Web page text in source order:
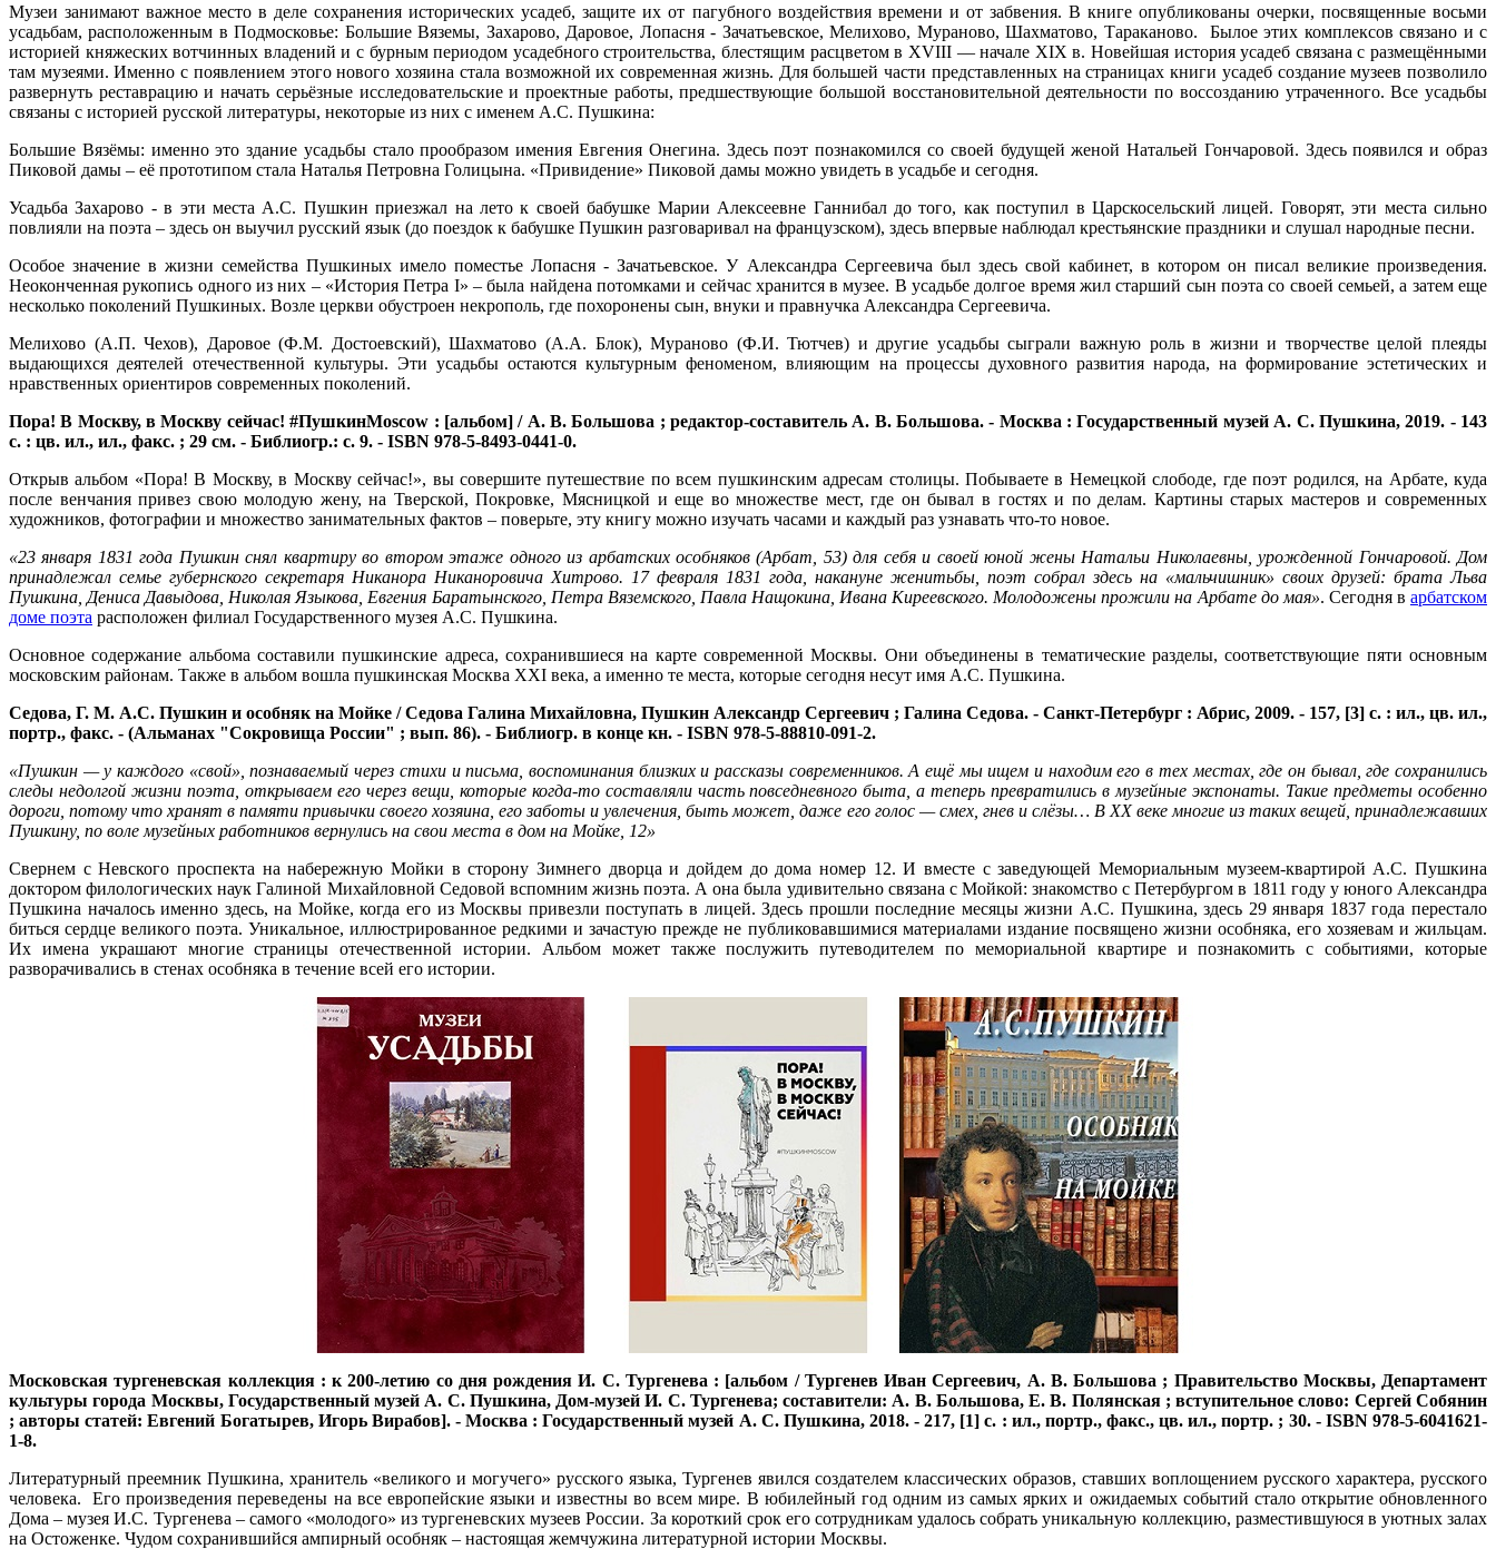
Музеи занимают важное место в деле сохранения исторических усадеб, защите их от пагубного воздействия времени и от забвения. В книге опубликованы очерки, посвященные восьми
усадьбам, расположенным в Подмосковье: Большие Вяземы, Захарово, Даровое, Лопасня - Зачатьевское, Мелихово, Мураново, Шахматово, Тараканово. Былое этих комплексов связано и с
историей княжеских вотчинных владений и с бурным периодом усадебного строительства, блестящим расцветом в XVIII — начале XIX в. Новейшая история усадеб связана с размещёнными
там музеями. Именно с появлением этого нового хозяина стала возможной их современная жизнь. Для большей части представленных на страницах книги усадеб создание музеев позволило
развернуть реставрацию и начать серьёзные исследовательские и проектные работы, предшествующие большой восстановительной деятельности по воссозданию утраченного. Все усадьбы
связаны с историей русской литературы, некоторые из них с именем А.С. Пушкина:
Большие Вязёмы: именно это здание усадьбы стало прообразом имения Евгения Онегина. Здесь поэт познакомился со своей будущей женой Натальей Гончаровой. Здесь появился и образ
Пиковой дамы – её прототипом стала Наталья Петровна Голицына. «Привидение» Пиковой дамы можно увидеть в усадьбе и сегодня.
Усадьба Захарово - в эти места А.С. Пушкин приезжал на лето к своей бабушке Марии Алексеевне Ганнибал до того, как поступил в Царскоcельский лицей. Говорят, эти места сильно
повлияли на поэта – здесь он выучил русский язык (до поездок к бабушке Пушкин разговаривал на французском), здесь впервые наблюдал крестьянские праздники и слушал народные песни.
Особое значение в жизни семейства Пушкиных имело поместье Лопасня - Зачатьевское. У Александра Сергеевича был здесь свой кабинет, в котором он писал великие произведения.
Неоконченная рукопись одного из них – «История Петра I» – была найдена потомками и сейчас хранится в музее. В усадьбе долгое время жил старший сын поэта со своей семьей, а затем еще
несколько поколений Пушкиных. Возле церкви обустроен некрополь, где похоронены сын, внуки и правнучка Александра Сергеевича.
Мелихово (А.П. Чехов), Даровое (Ф.М. Достоевский), Шахматово (А.А. Блок), Мураново (Ф.И. Тютчев) и другие усадьбы сыграли важную роль в жизни и творчестве целой плеяды
выдающихся деятелей отечественной культуры. Эти усадьбы остаются культурным феноменом, влияющим на процессы духовного развития народа, на формирование эстетических и
нравственных ориентиров современных поколений.
Пора! В Москву, в Москву сейчас! #ПушкинMoscow : [альбом] / А. В. Большова ; редактор-составитель А. В. Большова. - Москва : Государственный музей А. С. Пушкина, 2019. - 143
с. : цв. ил., ил., факс. ; 29 см. - Библиогр.: с. 9. - ISBN 978-5-8493-0441-0.
Открыв альбом «Пора! В Москву, в Москву сейчас!», вы совершите путешествие по всем пушкинским адресам столицы. Побываете в Немецкой слободе, где поэт родился, на Арбате, куда
после венчания привез свою молодую жену, на Тверской, Покровке, Мясницкой и еще во множестве мест, где он бывал в гостях и по делам. Картины старых мастеров и современных
художников, фотографии и множество занимательных фактов – поверьте, эту книгу можно изучать часами и каждый раз узнавать что-то новое.
«23 января 1831 года Пушкин снял квартиру во втором этаже одного из арбатских особняков (Арбат, 53) для себя и своей юной жены Натальи Николаевны, урожденной Гончаровой. Дом
принадлежал семье губернского секретаря Никанора Никаноровича Хитрово. 17 февраля 1831 года, накануне женитьбы, поэт собрал здесь на «мальчишник» своих друзей: брата Льва
Пушкина, Дениса Давыдова, Николая Языкова, Евгения Баратынского, Петра Вяземского, Павла Нащокина, Ивана Киреевского. Молодожены прожили на Арбате до мая». Сегодня варбатском
доме поэта расположен филиал Государственного музея А.С. Пушкина.
Основное содержание альбома составили пушкинские адреса, сохранившиеся на карте современной Москвы. Они объединены в тематические разделы, соответствующие пяти основным
московским районам. Также в альбом вошла пушкинская Москва ХХI века, а именно те места, которые сегодня несут имя А.С. Пушкина.
Седова, Г. М. А.С. Пушкин и особняк на Мойке / Седова Галина Михайловна, Пушкин Александр Сергеевич ; Галина Седова. - Санкт-Петербург : Абрис, 2009. - 157, [3] с. : ил., цв. ил.,
портр., факс. - (Альманах "Сокровища России" ; вып. 86). - Библиогр. в конце кн. - ISBN 978-5-88810-091-2.
«Пушкин — у каждого «свой», познаваемый через стихи и письма, воспоминания близких и рассказы современников. А ещё мы ищем и находим его в тех местах, где он бывал, где сохранились
следы недолгой жизни поэта, открываем его через вещи, которые когда-то составляли часть повседневного быта, а теперь превратились в музейные экспонаты. Такие предметы особенно
дороги, потому что хранят в памяти привычки своего хозяина, его заботы и увлечения, быть может, даже его голос — смех, гнев и слёзы… В XX веке многие из таких вещей, принадлежавших
Пушкину, по воле музейных работников вернулись на свои места в дом на Мойке, 12»
Свернем с Невского проспекта на набережную Мойки в сторону Зимнего дворца и дойдем до дома номер 12. И вместе с заведующей Мемориальным музеем-квартирой А.С. Пушкина
доктором филологических наук Галиной Михайловной Седовой вспомним жизнь поэта. А она была удивительно связана с Мойкой: знакомство с Петербургом в 1811 году у юного Александра
Пушкина началось именно здесь, на Мойке, когда его из Москвы привезли поступать в лицей. Здесь прошли последние месяцы жизни А.С. Пушкина, здесь 29 января 1837 года перестало
биться сердце великого поэта. Уникальное, иллюстрированное редкими и зачастую прежде не публиковавшимися материалами издание посвящено жизни особняка, его хозяевам и жильцам.
Их имена украшают многие страницы отечественной истории. Альбом может также послужить путеводителем по мемориальной квартире и познакомить с событиями, которые
разворачивались в стенах особняка в течение всей его истории.
Московская тургеневская коллекция : к 200-летию со дня рождения И. С. Тургенева : [альбом / Тургенев Иван Сергеевич, А. В. Большова ; Правительство Москвы, Департамент
культуры города Москвы, Государственный музей А. С. Пушкина, Дом-музей И. С. Тургенева; составители: А. В. Большова, Е. В. Полянская ; вступительное слово: Сергей Собянин
; авторы статей: Евгений Богатырев, Игорь Вирабов]. - Москва : Государственный музей А. С. Пушкина, 2018. - 217, [1] с. : ил., портр., факс., цв. ил., портр. ; 30. - ISBN 978-5-6041621-
1-8.
Литературный преемник Пушкина, хранитель «великого и могучего» русского языка, Тургенев явился создателем классических образов, ставших воплощением русского характера, русского
человека. Его произведения переведены на все европейские языки и известны во всем мире. В юбилейный год одним из самых ярких и ожидаемых событий стало открытие обновленного
Дома – музея И.С. Тургенева – самого «молодого» из тургеневских музеев России. За короткий срок его сотрудникам удалось собрать уникальную коллекцию, разместившуюся в уютных залах
на Остоженке. Чудом сохранившийся ампирный особняк – настоящая жемчужина литературной истории Москвы.